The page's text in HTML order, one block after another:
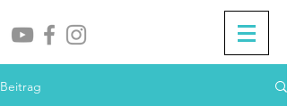
Beitrag